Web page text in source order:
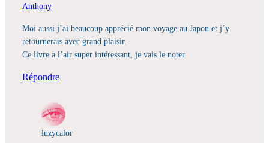
Anthony
Moi aussi j’ai beaucoup apprécié mon voyage au Japon et j’y
retournerais avec grand plaisir.
Ce livre a l’air super intéressant, je vais le noter
Répondre
luzycalor